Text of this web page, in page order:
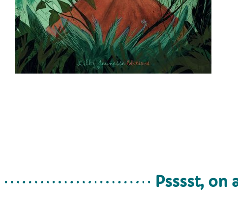
Psssst, on